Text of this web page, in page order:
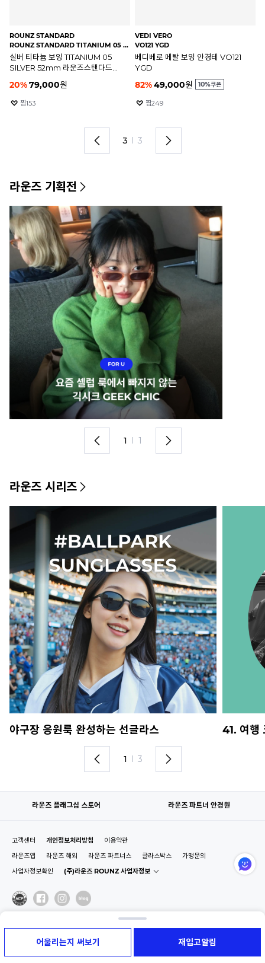
FAKEME
NAPOLEON80 MBK(55)
매트블랙 보잉 NAPOLEON80
MBK 페이크미 나폴레옹팔공
185,000원
찜693
FAKEME
NAPOLEON80 GLD(55)
골드 보잉 NAPOLEON80 GLD
페이크미 나폴레옹80 안경테
185,000원
찜191
1 I 3
라운즈 기획전
1 I 1
라운즈 시리즈
야구장 응원룩 완성하는 선글라스 41. 여행
1 I 3
어울리는지 써보기 재입고알림
라운즈 플래그십 스토어 라운즈 파트너 안경원
고객센터 개인정보처리방침
이용약관
라운즈앱
라운즈 해외 라운즈 파트너스 글라스박스
가맹문의
사업자정보확인
(주)라운즈 ROUNZ 사업자정보